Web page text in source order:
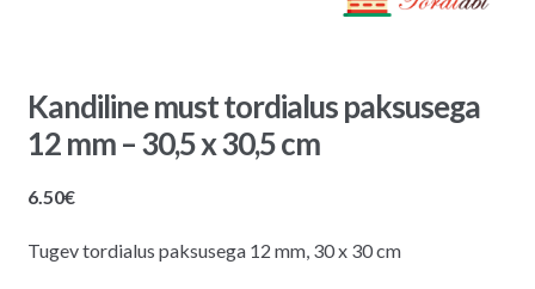
Kandiline must tordialus paksusega
12 mm – 30,5 x 30,5 cm
6.50€
Tugev tordialus paksusega 12 mm, 30 x 30 cm